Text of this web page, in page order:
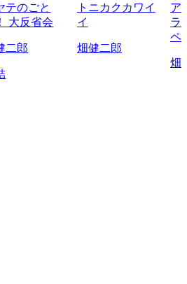
テのごと
大反省会
二郎
トニカクカワイ
イ
畑健二郎
ア
ラ
ペ
畑